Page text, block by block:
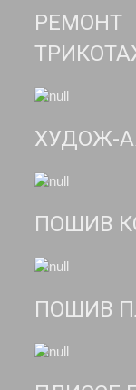
РЕМОНТ
ХУДОЖ-
ПОШИВ
ПОШИВ